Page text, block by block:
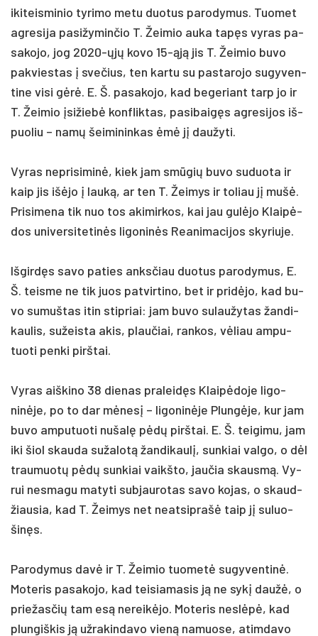
iki­teis­mi­nio ty­ri­mo me­tu duo­tus pa­ro­dy­mus. Tuo­met
ag­re­si­ja pa­si­žy­min­čio T. Žei­mio au­ka tapęs vy­ras pa­
sa­ko­jo, jog 2020-ųjų ko­vo 15-ąją jis T. Žei­mio bu­vo
pa­kvies­tas į sve­čius, ten kar­tu su pa­sta­ro­jo su­gy­ven­
ti­ne vi­si gėrė. E. Š. pa­sa­ko­jo, kad be­ge­riant tarp jo ir
T. Žei­mio įsi­žiebė konf­lik­tas, pa­si­baigęs ag­re­si­jos iš­
puo­liu – namų šei­mi­nin­kas ėmė jį dau­žy­ti.
Vy­ras ne­pri­si­minė, kiek jam smūgių bu­vo su­duo­ta ir
kaip jis išė­jo į lauką, ar ten T. Žei­mys ir to­liau jį mušė.
Pri­si­me­na tik nuo tos aki­mir­kos, kai jau gulė­jo Klaipė­
dos uni­ver­si­te­tinės li­go­ninės Rea­ni­ma­ci­jos sky­riu­je.
Iš­girdęs sa­vo pa­ties anks­čiau duo­tus pa­ro­dy­mus, E.
Š. teis­me ne tik juos pa­tvir­ti­no, bet ir pri­dėjo, kad bu­
vo su­muš­tas itin stip­riai: jam bu­vo su­lau­žy­tas žan­di­
kau­lis, su­žeis­ta akis, plau­čiai, ran­kos, vėliau am­pu­
tuo­ti pen­ki pirš­tai.
Vy­ras aiš­ki­no 38 die­nas pra­leidęs Klaipė­do­je li­go­
ninė­je, po to dar mėnesį – li­go­ninė­je Plungė­je, kur jam
bu­vo am­pu­tuo­ti nu­šalę pėdų pirš­tai. E. Š. tei­gi­mu, jam
iki šiol skau­da su­ža­lotą žan­di­kaulį, sun­kiai val­go, o dėl
trau­muotų pėdų sun­kiai vaikš­to, jau­čia skausmą. Vy­
rui ne­sma­gu ma­ty­ti su­bjau­ro­tas sa­vo ko­jas, o skaud­
žiau­sia, kad T. Žei­mys net neat­sip­rašė taip jį su­luo­
šinęs.
Pa­ro­dy­mus davė ir T. Žei­mio tuo­metė su­gy­ven­tinė.
Mo­te­ris pa­sa­ko­jo, kad tei­sia­ma­sis ją ne sykį daužė, o
prie­žas­čių tam esą ne­reikė­jo. Mo­te­ris ne­slėpė, kad
plun­giš­kis ją už­ra­kin­da­vo vieną na­muo­se, atim­da­vo